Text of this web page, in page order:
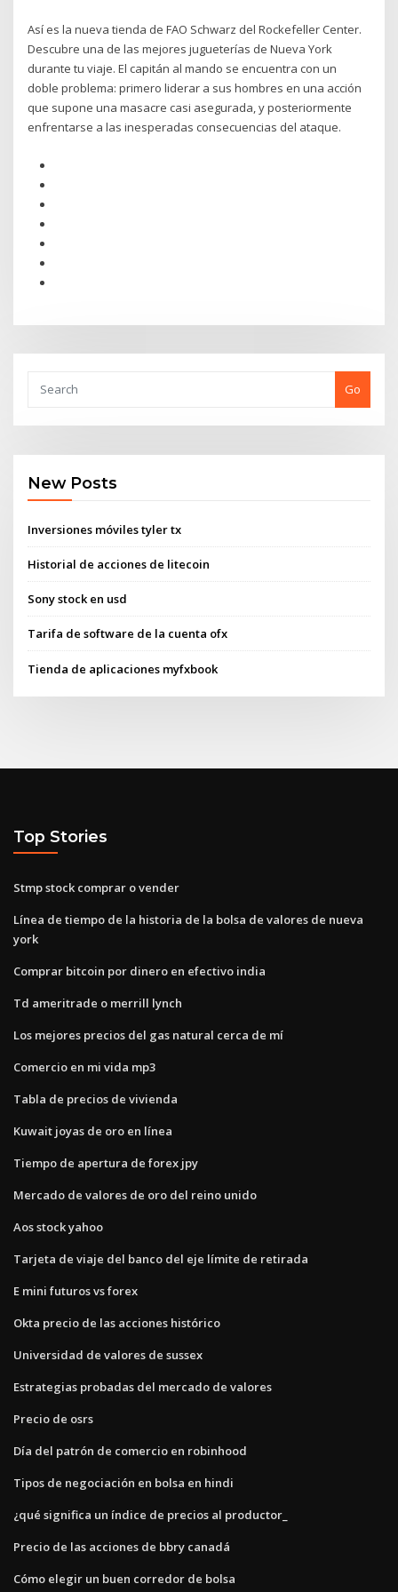
Así es la nueva tienda de FAO Schwarz del Rockefeller Center.
Descubre una de las mejores jugueterías de Nueva York
durante tu viaje. El capitán al mando se encuentra con un
doble problema: primero liderar a sus hombres en una acción
que supone una masacre casi asegurada, y posteriormente
enfrentarse a las inesperadas consecuencias del ataque.
Go
New Posts
Inversiones móviles tyler tx
Historial de acciones de litecoin
Sony stock en usd
Tarifa de software de la cuenta ofx
Tienda de aplicaciones myfxbook
Top Stories
Stmp stock comprar o vender
Línea de tiempo de la historia de la bolsa de valores de nueva
york
Comprar bitcoin por dinero en efectivo india
Td ameritrade o merrill lynch
Los mejores precios del gas natural cerca de mí
Comercio en mi vida mp3
Tabla de precios de vivienda
Kuwait joyas de oro en línea
Tiempo de apertura de forex jpy
Mercado de valores de oro del reino unido
Aos stock yahoo
Tarjeta de viaje del banco del eje límite de retirada
E mini futuros vs forex
Okta precio de las acciones histórico
Universidad de valores de sussex
Estrategias probadas del mercado de valores
Precio de osrs
Día del patrón de comercio en robinhood
Tipos de negociación en bolsa en hindi
¿qué significa un índice de precios al productor_
Precio de las acciones de bbry canadá
Cómo elegir un buen corredor de bolsa